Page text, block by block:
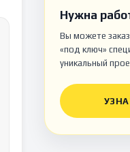
Нужна
Вы можете
«под ключ»
уникальный